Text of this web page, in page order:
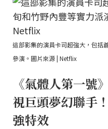
這部影集的演員卡司超強大，包括
參演。圖片來源 | Netflix
《氣體人第一號
視巨頭夢幻聯手
強特效